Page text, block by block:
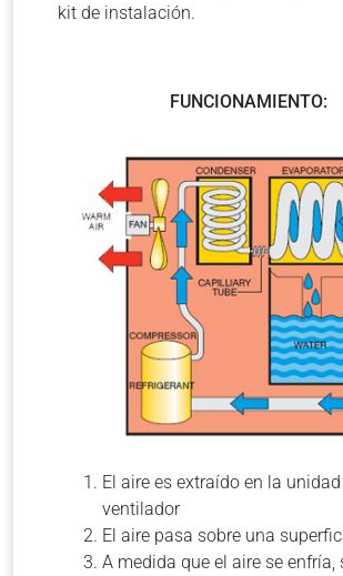
kit de instalación.
FUNCIONAMIENTO:
El aire es extraído en la
ventilador
El aire pasa sobre una
A medida que el aire se enfría,